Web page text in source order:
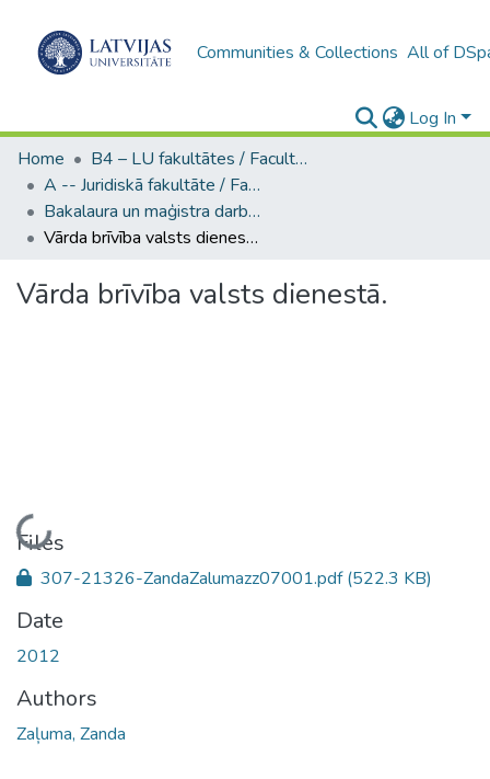
Communities & Collections All of
Log In
Home
B4 – LU fakultātes / Faculties of the UL
A -- Juridiskā fakultāte / Faculty of Law
Bakalaura un maģistra darbi (JF) / Bachelor's and Master's theses
Vārda brīvība valsts dienestā.
Vārda brīvība valsts dienestā.
Loading...
Files
307-21326-ZandaZalumazz07001.pdf(522.3 KB)
Date
2012
Authors
Zaļuma, Zanda